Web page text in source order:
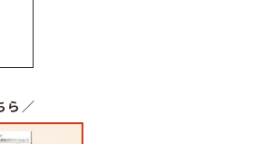
ら／